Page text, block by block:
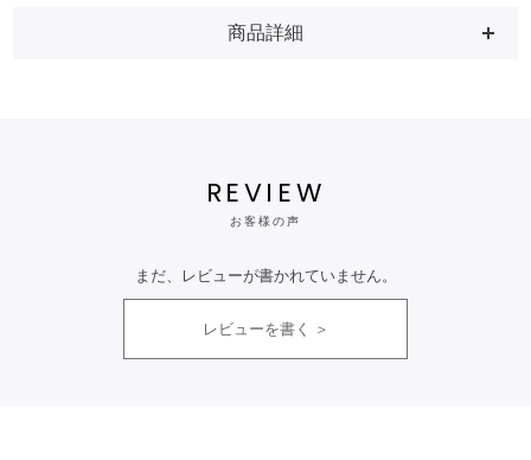
商品詳細
REVIEW
お客様の声
まだ、レビューが書かれていません。
レビューを書く